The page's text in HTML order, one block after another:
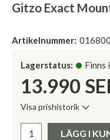
Gitzo Exact
Artikelnummer:
Lagerstatus: Finns
13.990
Visa prishistorik
LÄGG I